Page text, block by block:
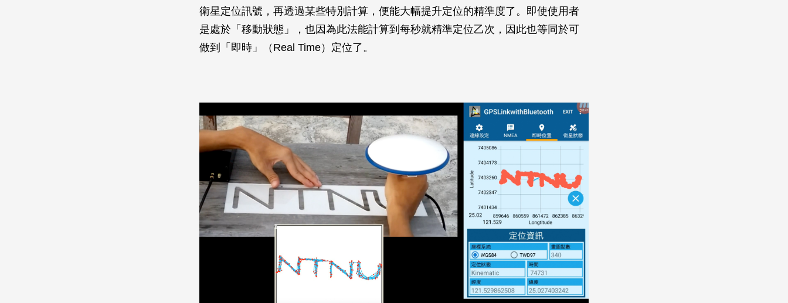
衛星定位訊號，再透過某些特別計算，便能大幅提升定位的精準度了。即使使用者
是處於「移動狀態」，也因為此法能計算到每秒就精準定位乙次，因此也等同於可
做到「即時」（Real Time）定位了。